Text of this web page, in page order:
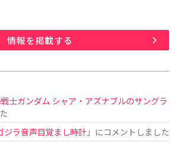
情報を掲載する
士ガンダム シャア・アズナブルのサングラ
ジラ音声目覚まし時計」にコメントしました